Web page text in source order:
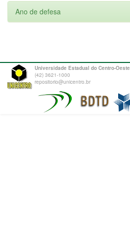
Ano de defesa
Universidade Estadual do Centro-Oeste
(42) 3621-1000
repositorio@unicentro.br